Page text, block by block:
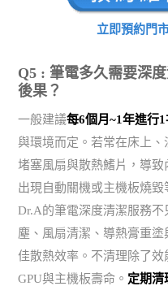
立即預約門
Q5 : 筆電多久需要深
後果？
一般建議每6個月~1年進行
與環境而定。若常在床上
堵塞風扇與散熱鰭片，導
出現自動關機或主機板燒毀
Dr.A的筆電深度清潔服務
塵、風扇清潔、導熱膏重
佳散熱效率。不清理除了效
GPU與主機板壽命。 定期清